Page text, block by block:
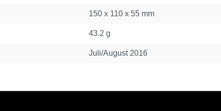
150 x 110 x 55 mm
43.2 g
Juli/August 2016